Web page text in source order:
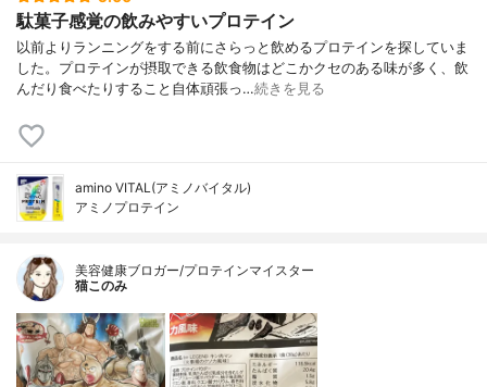
駄菓子感覚の飲みやすいプロテイン
以前よりランニングをする前にさらっと飲めるプロテインを探していま
した。プロテインが摂取できる飲食物はどこかクセのある味が多く、飲
んだり食べたりすること自体頑張っ…続きを見る
amino VITAL(アミノバイタル)
アミノプロテイン
美容健康ブロガー/プロテインマイスター
猫このみ